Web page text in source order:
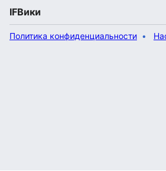
IFВики
Политика конфиденциальности